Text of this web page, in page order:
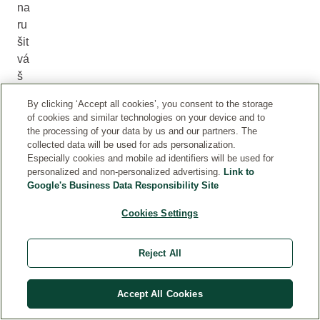
na
ru
šit
vá
š
án
ek
ějt
že
to
By clicking ‘Accept all cookies’, you consent to the storage
of cookies and similar technologies on your device and to
the processing of your data by us and our partners. The
collected data will be used for ads personalization.
Especially cookies and mobile ad identifiers will be used for
personalized and non-personalized advertising. Link to
Google's Business Data Responsibility Site
Cookies Settings
Reject All
Accept All Cookies